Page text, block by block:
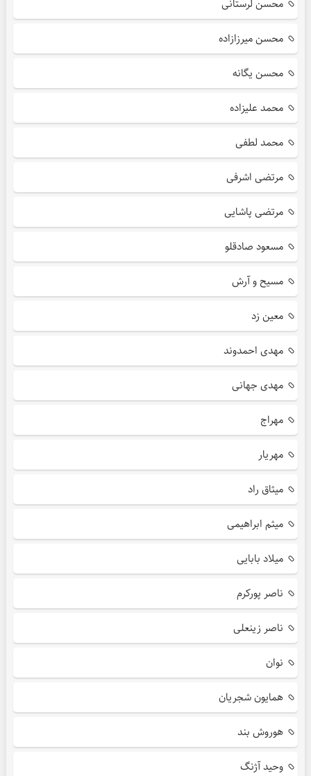
محسن لرستانی
محسن میرزازاده
محسن یگانه
محمد علیزاده
محمد لطفی
مرتضی اشرفی
مرتضی پاشایی
مسعود صادقلو
مسیح و آرش
معین زد
مهدی احمدوند
مهدی جهانی
مهراج
مهریار
میثاق راد
میثم ابراهیمی
میلاد بابایی
ناصر پورکرم
ناصر زینعلی
نوان
همایون شجریان
هوروش بند
وحید آژنگ